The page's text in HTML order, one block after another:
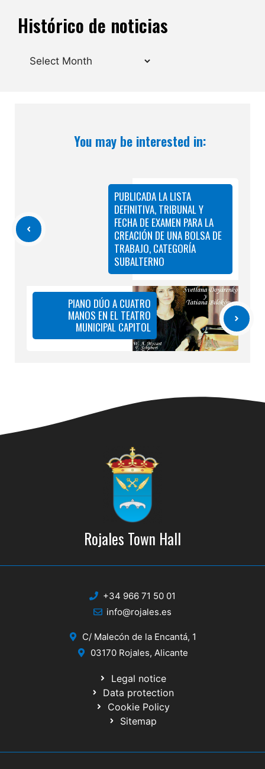
Histórico de noticias
Archives
You may be interested in:
PUBLICADA LA LISTA
DEFINITIVA, TRIBUNAL Y
FECHA DE EXAMEN PARA LA
CREACIÓN DE UNA BOLSA DE
TRABAJO, CATEGORÍA
SUBALTERNO
PIANO DÚO A CUATRO
MANOS EN EL TEATRO
MUNICIPAL CAPITOL
Rojales Town Hall
+34 966 71 50 01
info@rojales.es
C/ Malecón de la Encantá, 1
03170 Rojales, Alicante
Legal notice
Data protection
Cookie Policy
Sitemap